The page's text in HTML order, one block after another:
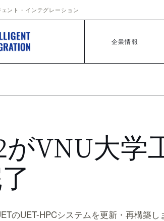
ント・インテグレーション
企業情報
VNU大学
のUET-HPCシステムを更新・再構築